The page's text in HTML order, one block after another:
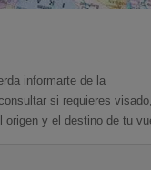
informarte de la
si requieres visado,
origen y el destino de tu